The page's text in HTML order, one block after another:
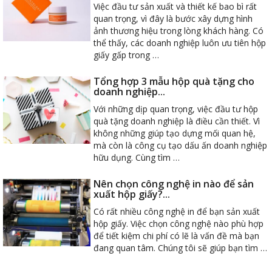
Việc đầu tư sản xuất và thiết kế bao bì rất
quan trọng, vì đây là bước xây dựng hình
ảnh thương hiệu trong lòng khách hàng. Có
thể thấy, các doanh nghiệp luôn ưu tiên hộp
giấy gấp trong …
Tổng hợp 3 mẫu hộp quà tặng cho
doanh nghiệp...
Với những dịp quan trọng, việc đầu tư hộp
quà tặng doanh nghiệp là điều cần thiết. Vì
không những giúp tạo dựng mối quan hệ,
mà còn là công cụ tạo dấu ấn doanh nghiệp
hữu dụng. Cùng tìm …
Nên chọn công nghệ in nào để sản
xuất hộp giấy?...
Có rất nhiều công nghệ in để bạn sản xuất
hộp giấy. Việc chọn công nghệ nào phù hợp
để tiết kiệm chi phí có lẽ là vấn đề mà bạn
đang quan tâm. Chúng tôi sẽ giúp bạn tìm …